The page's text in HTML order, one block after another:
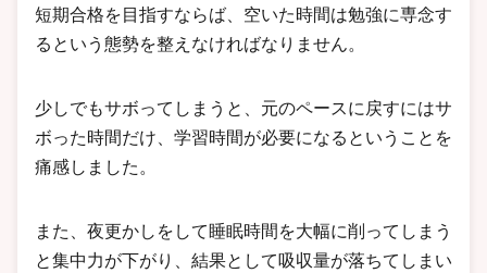
短期合格を目指すならば、空いた時間は勉強に専念す
るという態勢を整えなければなりません。
少しでもサボってしまうと、元のペースに戻すにはサ
ボった時間だけ、学習時間が必要になるということを
痛感しました。
また、夜更かしをして睡眠時間を大幅に削ってしまう
と集中力が下がり、結果として吸収量が落ちてしまい